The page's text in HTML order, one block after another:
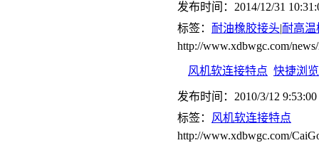
发布时间：2014/12/31
标签： 耐油橡胶接头|耐高
http://www.xdbwgc.com/
风机软连接特点 快捷浏览
发布时间：2010/3/12 9:53:00
标签： 风机软连接特点
http://www.xdbwgc.com/